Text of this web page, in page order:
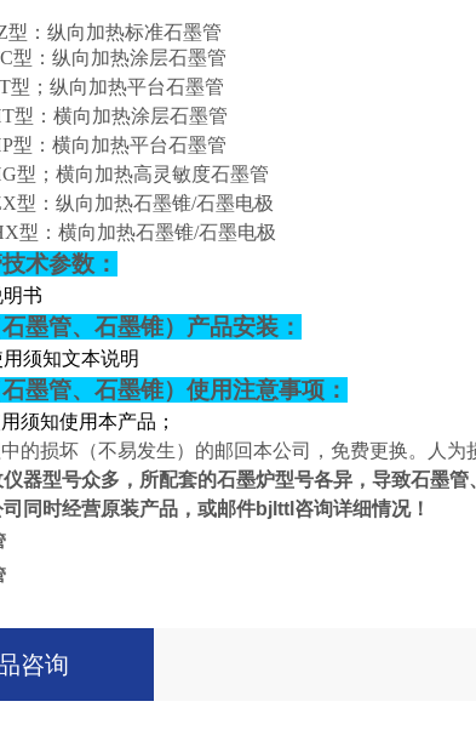
型：纵向加热标准石墨管
型：纵向加热涂层石墨管
型；纵向加热平台石墨管
型：横向加热涂层石墨管
型：横向加热平台石墨管
型；横向加热高灵敏度石墨管
型：纵向加热石墨锥/石墨电极
型：横向加热石墨锥/石墨电极
术参数：
书
墨管、石墨锥）产品安装：
须知文本说明
墨管、石墨锥）使用注意事项：
须知使用本产品；
的损坏（不易发生）的邮回本公司，免费更换。人为
器型号众多，所配套的石墨炉型号各异，导致石墨
同时经营原装产品， 或邮件bjlttl 咨询详细情况！
咨询